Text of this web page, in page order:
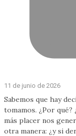
11 de junio de 2026
Sabemos que hay
tomamos. ¿Por qué?
más placer nos
otra manera: ¿y si